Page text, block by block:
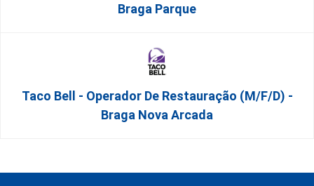
Braga Parque
Taco Bell - Operador De Restauração (m/f/d) -
Braga Nova Arcada